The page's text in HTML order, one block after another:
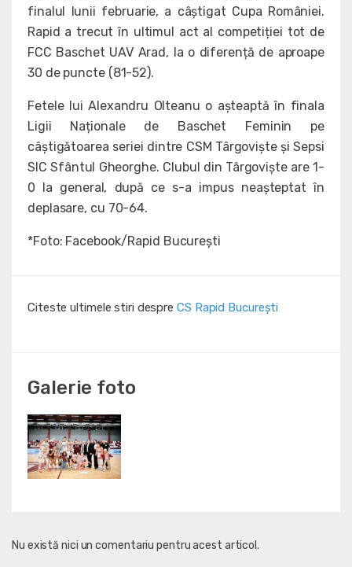
finalul lunii februarie, a câștigat Cupa României.
Rapid a trecut în ultimul act al competiției tot de
FCC Baschet UAV Arad, la o diferență de aproape
30 de puncte (81-52).
Fetele lui Alexandru Olteanu o așteaptă în finala
Ligii Naționale de Baschet Feminin pe
câștigătoarea seriei dintre CSM Târgoviște și Sepsi
SIC Sfântul Gheorghe. Clubul din Târgoviște are 1-
0 la general, după ce s-a impus neașteptat în
deplasare, cu 70-64.
*Foto: Facebook/Rapid București
Citeste ultimele stiri despre CS Rapid București
Galerie foto
Nu există nici un comentariu pentru acest articol.